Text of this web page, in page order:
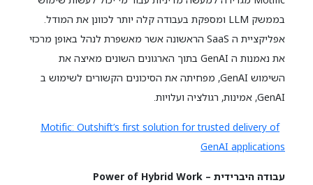
בממשק LLM ומספקת בעבודה קלה יותר לכוונן את המודל.
אפליקציית ה SaaS הראשונה אשר מאשפרת לנהל באופן מרכזי
את נאמנות ה GenAI בתוך הארגונים השונים מאיצה את
השימוש GenAI, מפחיתה את הסיכונים הקשורים לשימוש ב
GenAI, אמינות, רגולציה ועלויות.
Motific: Outshift’s first solution for trusted delivery of
GenAI applications
עבודה היברידית – Power of Hybrid Work